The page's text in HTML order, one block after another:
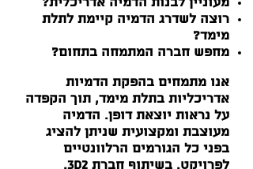
רוצה לשדרג הדמיה קיימת לתלת
מימד?
מחפש חברה המתמחה בתחום?
אנו מתמחים בהפקת הדמיות
אדריכליות בתלת מימד, תוך הקפדה
על נראות יוצאת דופן. הדמיה
מעוצבת ומקצועית שניתן להציג
בפני כל הגורמים הרלוונטיים
לפרויקט. בשיתוף חברת 3D2.